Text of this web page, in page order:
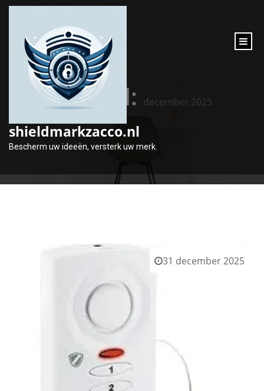
inhoud
shieldmarkzacco.nl
Bescherm uw ideeën, versterk uw merk.
Maand: december 2025
31 december 2025